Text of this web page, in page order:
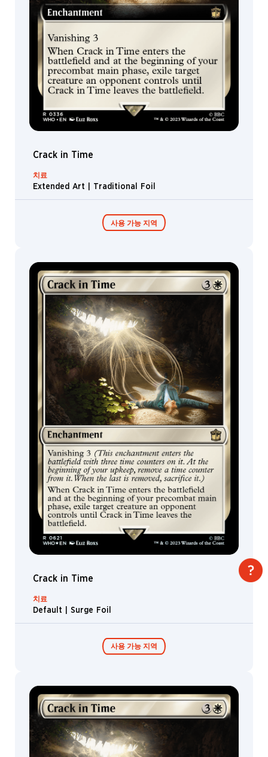
Crack in Time
치료
Extended Art | Traditional Foil
사용 가능 지역
콜렉터 부스터 /
디스플레이
Crack in Time
치료
Default | Surge Foil
사용 가능 지역
콜렉터 부스터 /
디스플레이